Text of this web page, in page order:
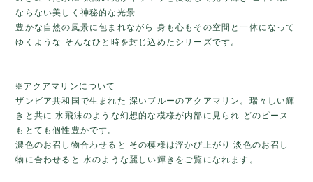
ならない美しく神秘的な光景...
豊かな自然の風景に包まれながら 身も心もその空間と一体になって
ゆくような そんなひと時を封じ込めたシリーズです。
❇️アクアマリンについて
ザンビア共和国で生まれた 深いブルーのアクアマリン。瑞々しい輝
きと共に 水飛沫のような幻想的な模様が内部に見られ どのピース
もとても個性豊かです。
濃色のお召し物合わせると その模様は浮かび上がり 淡色のお召し
物に合わせると 水のような麗しい輝きをご覧になれます。